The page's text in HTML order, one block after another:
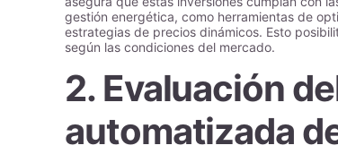
gestión energética, como herramientas de
estrategias de precios dinámicos. Esto
según las condiciones del mercado.
2. Evaluación
automatizada